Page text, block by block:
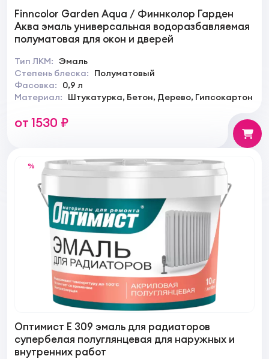
Finncolor Garden Aqua / Финнколор Гарден
Аква эмаль универсальная водоразбавляемая
полуматовая для окон и дверей
Тип ЛКМ: Эмаль
Степень блеска:
Полуматовый
Фасовка:
0,9 л
Материал:
Штукатурка, Бетон, Дерево, Гипсокартон
от 1530 ₽
%
Оптимист Е 309 эмаль для радиаторов
супербелая полуглянцевая для наружных и
внутренних работ